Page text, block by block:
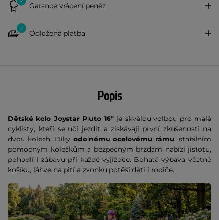
Garance vrácení peněz
Odložená platba
Popis
Dětské kolo Joystar Pluto 16"je skvělou volbou pro malé
cyklisty, kteří se učí jezdit a získávají první zkušenosti na
dvou kolech. Díky odolnému ocelovému rámu, stabilním
pomocným kolečkům a bezpečným brzdám nabízí jistotu,
pohodlí i zábavu při každé vyjížďce. Bohatá výbava včetně
košíku, láhve na pití a zvonku potěší děti i rodiče.